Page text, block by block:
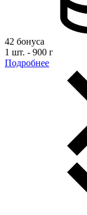
42 бонуса
1 шт. - 900 г
Подробнее